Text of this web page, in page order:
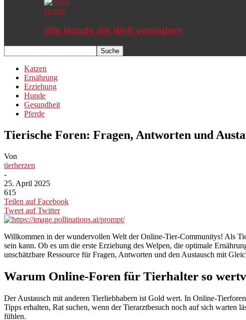
Hunde
Wie Hunde die Welt verändern
Katzen
Ernährung
Erziehung
Hunde
Gesundheit
Pferde
Tierische Foren: Fragen, Antworten und
Von
tierherzen
-
25. April 2025
615
Teilen auf Facebook
Tweet auf Twitter
Willkommen in der wundervollen Welt der Online-Tier-Communitys! Als
sein kann. Ob es um die erste Erziehung des Welpen, die optimale
unschätzbare Ressource für Fragen, Antworten und den Austausch mit
Warum Online-Foren für Tierhalter so
Der Austausch mit anderen Tierliebhabern ist Gold wert. In Online-
Tipps erhalten, Rat suchen, wenn der Tierarztbesuch noch auf sich warten
fühlen.